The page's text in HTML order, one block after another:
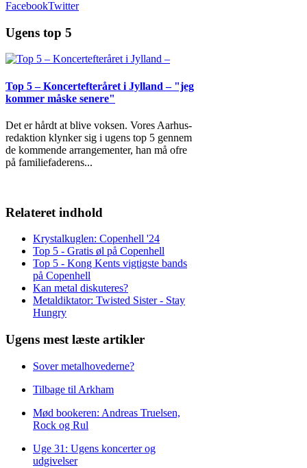
FacebookTwitter
Ugens top 5
Top 5 – Koncertefteråret i Jylland – "jeg
kommer måske senere"
Det er hårdt at blive voksen. Vores Aarhus-
redaktion klynker sig i ugens top 5 gennem
de kommende arrangementer, han må ofre
på familiefaderens...
Relateret indhold
Krystalkuglen: Copenhell '24
Top 5 - Gratis øl på Copenhell
Top 5 - Kong Kents vigtigste bands
på Copenhell
Kan metal diskuteres?
Metaldiktator: Twisted Sister - Stay
Hungry
Ugens mest læste artikler
Sover metalhovederne?
Tilbage til Arkham
Mød bookeren: Andreas Truelsen,
Rock og Rul
Uge 31: Ugens koncerter og
udgivelser